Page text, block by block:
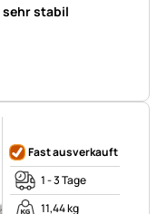
sehr stabil
Fast ausverkauft
1 - 3 Tage
11,44 kg